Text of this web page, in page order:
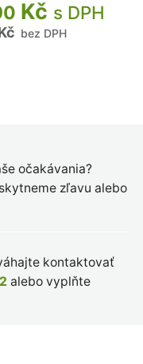
Kč s DPH
bez DPH
očakávania?
zľavu alebo
kontaktovať
alebo vyplňte